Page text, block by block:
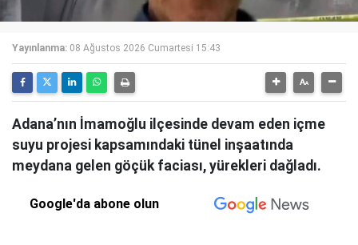
Yayınlanma: 08 Ağustos 2026 Cumartesi 15:43
Adana’nın İmamoğlu ilçesinde devam eden içme
suyu projesi kapsamındaki tünel inşaatında
meydana gelen göçük faciası, yürekleri dağladı.
Google'da abone olun